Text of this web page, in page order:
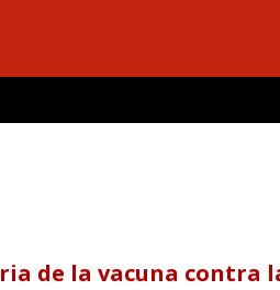
de la vacuna contra